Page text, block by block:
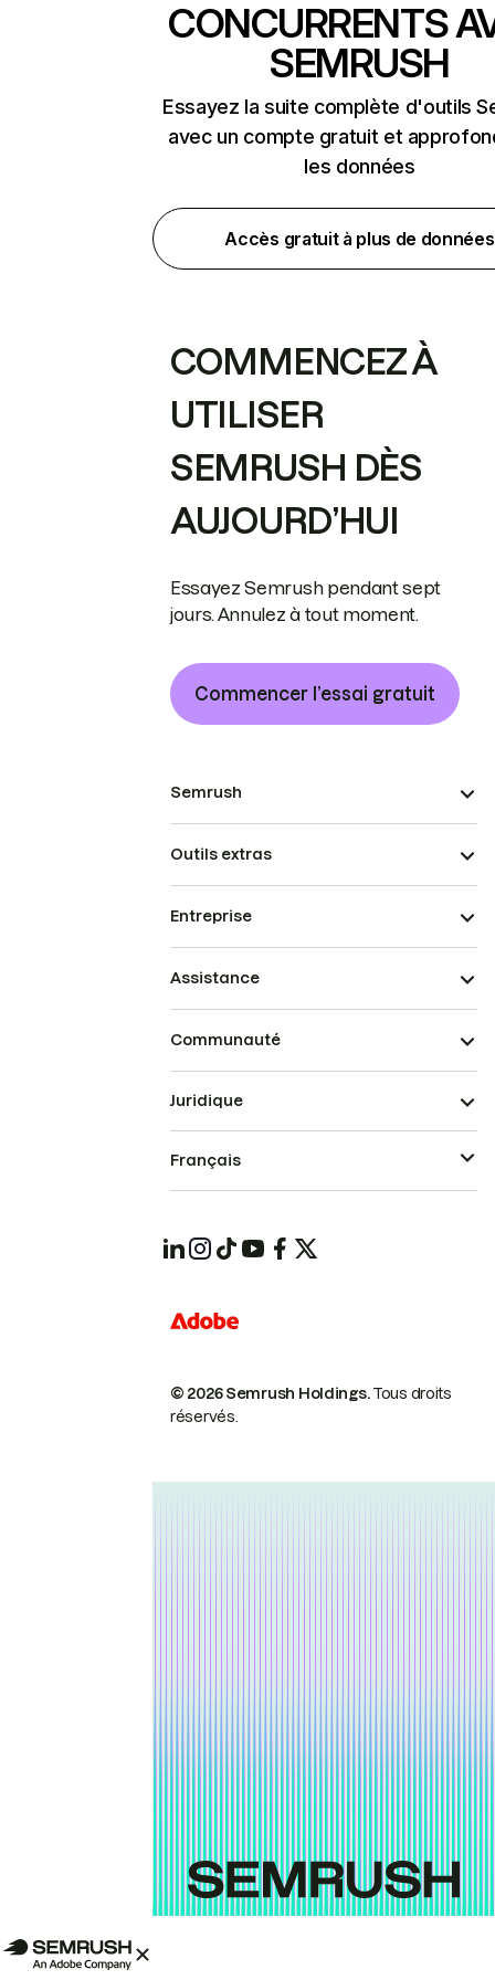
CONCURRENTS
SEMRUSH
Essayez la suite complète d'outils
avec un compte gratuit et
les données
Accès gratuit à plus de données
COMMENCEZ À
UTILISER
SEMRUSH DÈS
AUJOURD’HUI
Essayez Semrush pendant sept
jours. Annulez à tout moment.
Commencer l’essai gratuit
Semrush
Outils extras
Entreprise
Assistance
Communauté
© 2026 Semrush Holdings.Tous droits
réservés.
Juridique
Français